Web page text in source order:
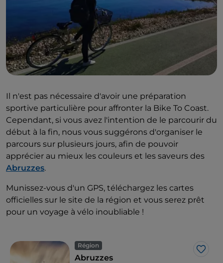
historique médiéval, promenez-vous dans le
parc
archéologique Quadrilateroet rejoignez le
monastère des Santi Vito e Salvo del Trigno
construit entre le IXe et le XIe siècle.
Il n'est pas nécessaire d'avoir une préparation
sportive particulière pour affronter la Bike To Coast.
Cependant, si vous avez l'intention de le parcourir du
début à la fin, nous vous suggérons d'organiser le
parcours sur plusieurs jours, afin de pouvoir
apprécier au mieux les couleurs et les saveurs des
Abruzzes.
Munissez-vous d'un GPS, téléchargez les cartes
officielles sur le site de la région et vous serez prêt
pour un voyage à vélo inoubliable !
Région
Abruzzes